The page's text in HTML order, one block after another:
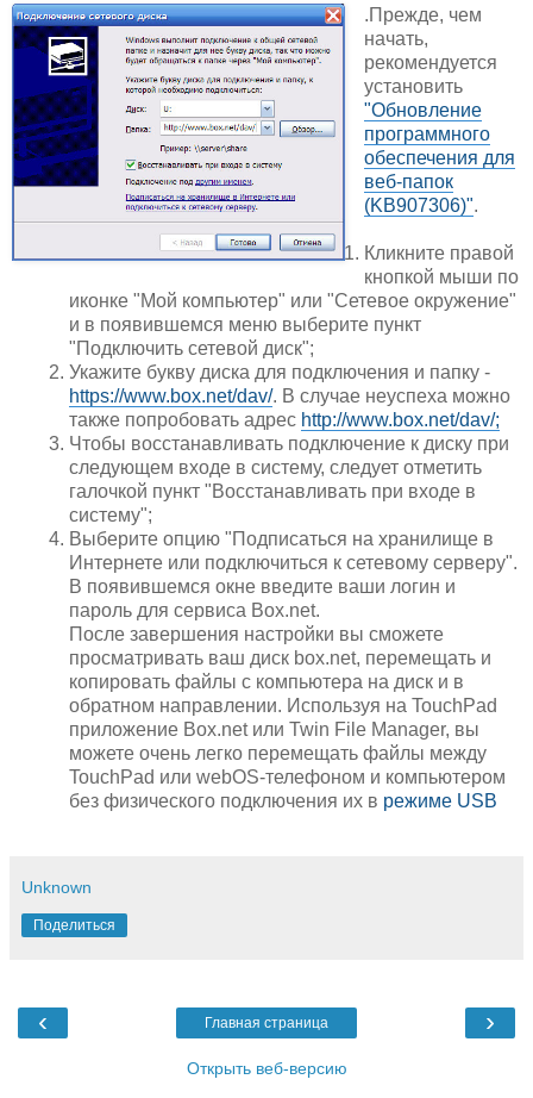
.Прежде, чем
начать,
рекомендуется
установить
"Обновление
программного
обеспечения для
веб-папок
(KB907306)".
Кликните правой
кнопкой мыши по
иконке "Мой компьютер" или "Сетевое окружение"
и в появившемся меню выберите пункт
"Подключить сетевой диск";
Укажите букву диска для подключения и папку -
https://www.box.net/dav/. В случае неуспеха можно
также попробовать адрес http://www.box.net/dav/;
Чтобы восстанавливать подключение к диску при
следующем входе в систему, следует отметить
галочкой пункт "Восстанавливать при входе в
систему";
Выберите опцию "Подписаться на хранилище в
Интернете или подключиться к сетевому серверу".
В появившемся окне введите ваши логин и
пароль для сервиса Box.net.
После завершения настройки вы сможете
просматривать ваш диск box.net, перемещать и
копировать файлы с компьютера на диск и в
обратном направлении. Используя на TouchPad
приложение Box.net или Twin File Manager, вы
можете очень легко перемещать файлы между
TouchPad или webOS-телефоном и компьютером
без физического подключения их в режиме USB
Unknown
Поделиться
‹ ›
Главная страница
Открыть веб-версию